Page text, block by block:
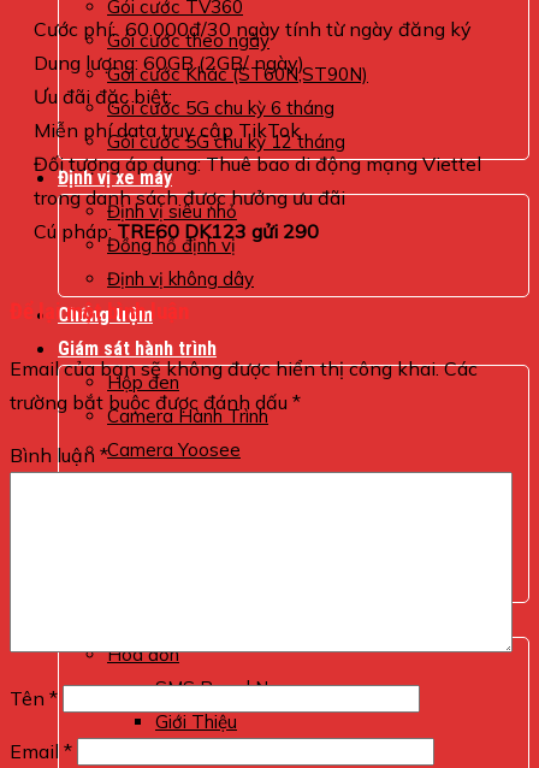
Gói cước TV360
Gói cước theo ngày
Gói cước Khác (ST60N,ST90N)
Gói cước 5G chu kỳ 6 tháng
Gói cước 5G chu kỳ 12 tháng
Định vị xe máy
Định vị siêu nhỏ
Đồng hồ định vị
Định vị không dây
Chống trộm
Giám sát hành trình
Hộp đen
Camera Hành Trình
Camera Yoosee
Hoá đơn
SMS Brand Name
Giới Thiệu
Cước phí: 60.000đ/30 ngày tính từ ngày đăng ký
Dung lượng: 60GB (2GB/ ngày)
Ưu đãi đặc biệt:
Miễn phí data truy cập TikTok
Đối tượng áp dụng: Thuê bao di động mạng Viettel
trong danh sách được hưởng ưu đãi
Cú pháp: TRE60 DK123 gửi 290
Để lại một bình luận
Email của bạn sẽ không được hiển thị công khai. Các
trường bắt buộc được đánh dấu *
Bình luận *
Tên *
Email *